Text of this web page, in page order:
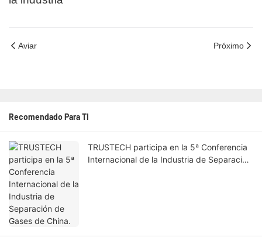
Aviar Próximo
Recomendado Para Ti
TRUSTECH participa en la 5ª Conferencia
Internacional de la Industria de Separación